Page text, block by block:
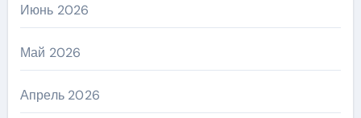
Июнь 2026
Май 2026
Апрель 2026